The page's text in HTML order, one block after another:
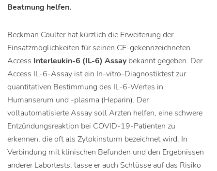
Beatmung helfen.
Beckman Coulter hat kürzlich die Erweiterung der
Einsatzmöglichkeiten für seinen CE-gekennzeichneten
Access Interleukin-6 (IL-6) Assay bekannt gegeben. Der
Access IL-6-Assay ist ein In-vitro-Diagnostiktest zur
quantitativen Bestimmung des IL-6-Wertes in
Humanserum und -plasma (Heparin). Der
vollautomatisierte Assay soll Ärzten helfen, eine schwere
Entzündungsreaktion bei COVID-19-Patienten zu
erkennen, die oft als Zytokinsturm bezeichnet wird. In
Verbindung mit klinischen Befunden und den Ergebnissen
anderer Labortests, lasse er auch Schlüsse auf das Risiko